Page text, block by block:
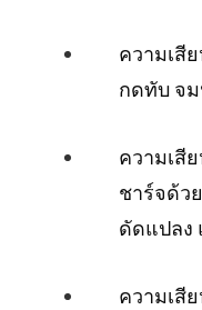
ความเสี
กดทับ จ
ความเสี
ชาร์จด้ว
ดัดแปลง
ความเสี